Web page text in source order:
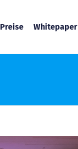
Preise Whitepaper